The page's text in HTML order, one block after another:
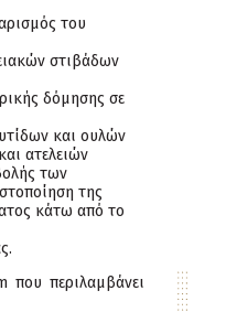
του
στιβάδων
δόμησης σε
και ουλών
ατελειών
των
της
κάτω από το
περιλαμβάνει